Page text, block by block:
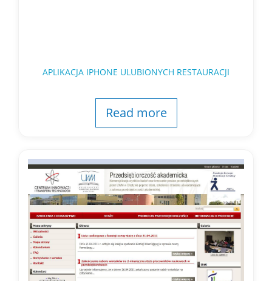
APLIKACJA IPHONE ULUBIONYCH RESTAURACJI
Read more